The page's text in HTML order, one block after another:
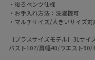
・後ろベンツ仕様
・お手入れ方法：洗濯機可
・マルチサイズ/大きいサイズ
［プラスサイズモデル］3Lサイ
バスト107/肩幅40/ウエスト90/